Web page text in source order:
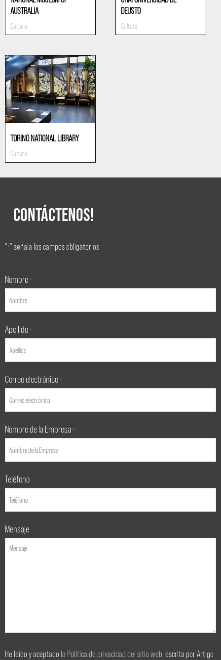
AUSTRALIA
Cultura
DEUSTO
Cultura
TORINO NATIONAL LIBRARY
Cultura
CONTÁCTENOS!
"*" señala los campos obligatorios
Nombre *
Apellido *
Correo electrónico *
Nombre de la Empresa *
Teléfono
Mensaje
He leído y aceptado la Política de privacidad del sitio web, escrita por Artigo